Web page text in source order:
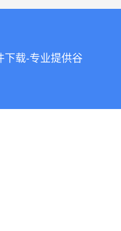
载-专业提供谷